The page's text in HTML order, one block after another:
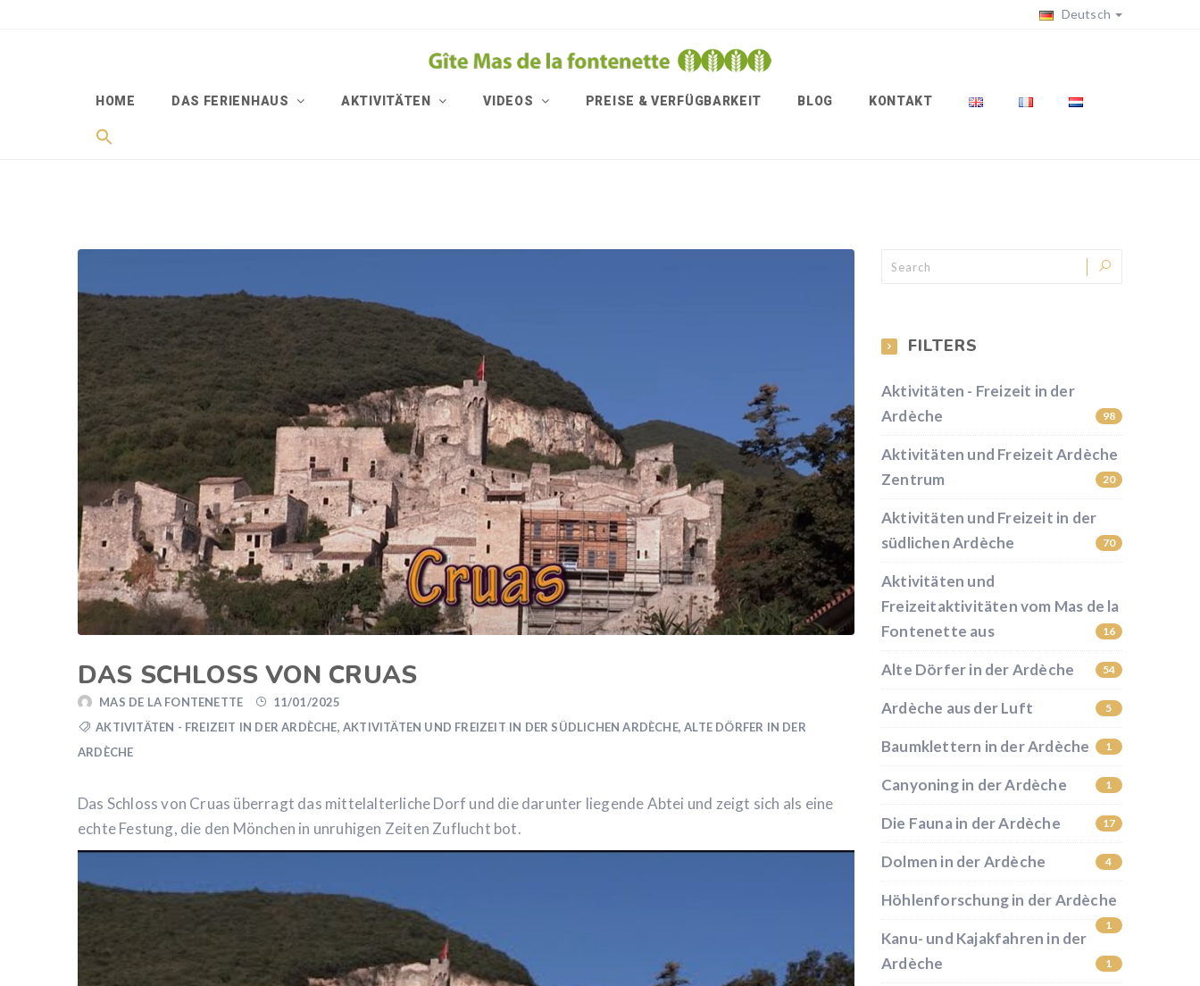
Deutsch
HOME DAS FERIENHAUS AKTIVITÄTEN VIDEOS PREISE & VERFÜGBARKEIT BLOG KONTAKT
DAS SCHLOSS VON CRUAS
MAS DE LA FONTENETTE
11/01/2025
AKTIVITÄTEN - FREIZEIT IN DER ARDÈCHE,AKTIVITÄTEN UND FREIZEIT IN DER SÜDLICHEN ARDÈCHE,ALTE DÖRFER IN DER
ARDÈCHE
Das Schloss von Cruas überragt das mittelalterliche Dorf und die darunter liegende Abtei und zeigt sich als eine
echte Festung, die den Mönchen in unruhigen Zeiten Zuflucht bot.
FILTERS
Aktivitäten - Freizeit in der
Ardèche
98
Aktivitäten und Freizeit Ardèche
Zentrum
20
Aktivitäten und Freizeit in der
südlichen Ardèche
70
Aktivitäten und
Freizeitaktivitäten vom Mas de la
Fontenette aus
16
Alte Dörfer in der Ardèche 54
Ardèche aus der Luft 5
Baumklettern in der Ardèche 1
Canyoning in der Ardèche 1
Die Fauna in der Ardèche 17
Dolmen in der Ardèche 4
Höhlenforschung in der Ardèche
1
Kanu- und Kajakfahren in der
Ardèche
1